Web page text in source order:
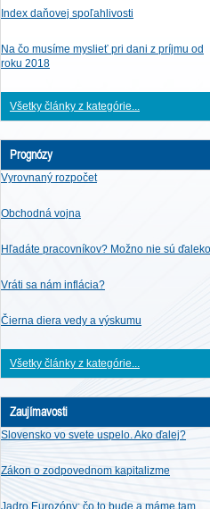
Index daňovej spoľahlivosti
Na čo musíme myslieť pri dani z príjmu od
roku 2018
Všetky články z kategórie...
Prognózy
Vyrovnaný rozpočet
Obchodná vojna
Hľadáte pracovníkov? Možno nie sú ďaleko
Vráti sa nám inflácia?
Čierna diera vedy a výskumu
Všetky články z kategórie...
Zaujímavosti
Slovensko vo svete uspelo. Ako ďalej?
Zákon o zodpovednom kapitalizme
Jadro Eurozóny: čo to bude a máme tam